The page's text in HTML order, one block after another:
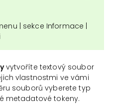
| sekce Informace |
vytvoříte textový soubor
vlastnostmi ve vámi
souborů vyberete typ
metadatové tokeny.